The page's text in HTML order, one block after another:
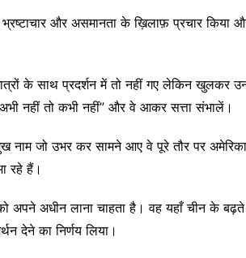
और असमानता के ख़िलाफ़ प्रचार किया
के साथ प्रदर्शन में तो नहीं गए लेकिन खुलकर
नहीं तो कभी नहीं” और वे आकर सत्ता संभालें।
नाम जो उभर कर सामने आए वे पूरे तौर पर
रहे हैं।
अपने अधीन लाना चाहता है। वह यहाँ चीन के
देने का निर्णय लिया।